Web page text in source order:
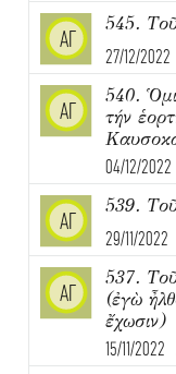
ΑΓ
545.
27/12/2022
ΑΓ
540.
τήν
04/12/2022
ΑΓ
539.
29/11/2022
ΑΓ
537.
(ἐγὼ
ἔχωσιν)
15/11/2022